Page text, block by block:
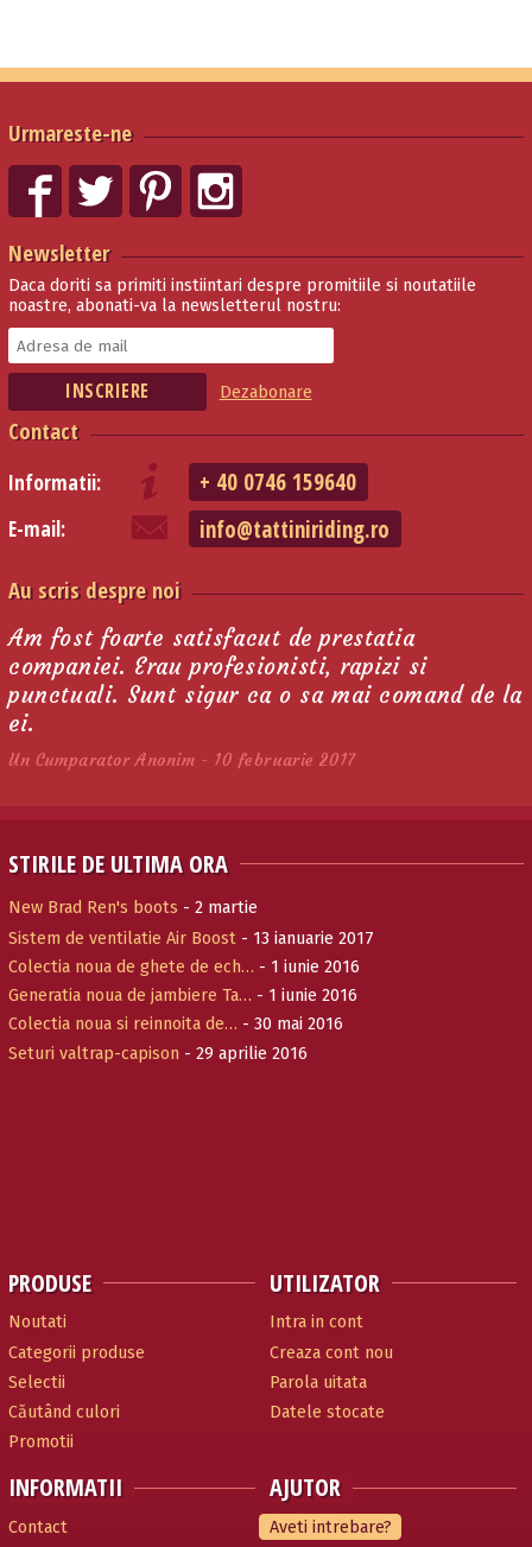
Urmareste-ne
Newsletter
Daca doriti sa primiti instiintari despre promitiile si noutatiile
noastre, abonati-va la newsletterul nostru:
Dezabonare
Contact
Informatii: + 40 0746 159640
E-mail: info@tattiniriding.ro
Au scris despre noi
Am fost foarte satisfacut de prestatia
companiei. Erau profesionisti, rapizi si
punctuali. Sunt sigur ca o sa mai comand de la
ei.
Un Cumparator Anonim - 10 februarie 2017
STIRILE DE ULTIMA ORA
New Brad Ren's boots - 2 martie
Sistem de ventilatie Air Boost - 13 ianuarie 2017
Colectia noua de ghete de ech… - 1 iunie 2016
Generatia noua de jambiere Ta… - 1 iunie 2016
Colectia noua si reinnoita de… - 30 mai 2016
Seturi valtrap-capison - 29 aprilie 2016
PRODUSE
Noutati
Categorii produse
Selectii
Căutând culori
Promotii
INFORMATII
Contact
UTILIZATOR
Intra in cont
Creaza cont nou
Parola uitata
Datele stocate
AJUTOR
Aveti intrebare?